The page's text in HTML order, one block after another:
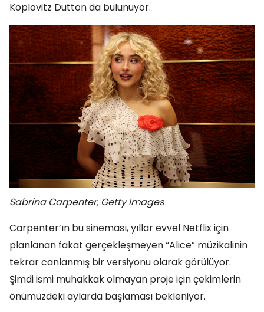
Koplovitz Dutton da bulunuyor.
Sabrina Carpenter, Getty Images
Carpenter’ın bu sineması, yıllar evvel Netflix için
planlanan fakat gerçekleşmeyen “Alice” müzikalinin
tekrar canlanmış bir versiyonu olarak görülüyor.
Şimdi ismi muhakkak olmayan proje için çekimlerin
önümüzdeki aylarda başlaması bekleniyor.